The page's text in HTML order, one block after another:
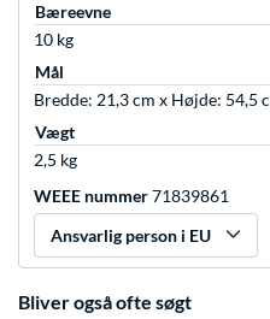
Bæreevne
10 kg
Mål
Bredde: 21,3 cm x Højde: 54,5
Vægt
2,5 kg
WEEE nummer71839861
Ansvarlig person i EU
Bliver også ofte søgt